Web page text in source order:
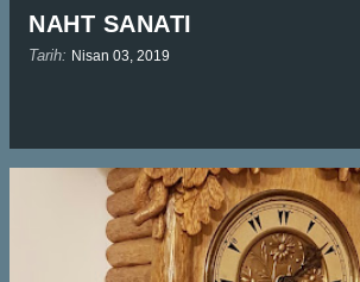
NAHT SANATI
Tarih: Nisan 03, 2019